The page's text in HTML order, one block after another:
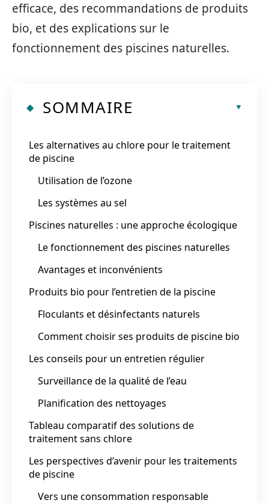
efficace, des recommandations de produits
bio, et des explications sur le
fonctionnement des piscines naturelles.
SOMMAIRE
Les alternatives au chlore pour le traitement
de piscine
Utilisation de l’ozone
Les systèmes au sel
Piscines naturelles : une approche écologique
Le fonctionnement des piscines naturelles
Avantages et inconvénients
Produits bio pour l’entretien de la piscine
Floculants et désinfectants naturels
Comment choisir ses produits de piscine bio
Les conseils pour un entretien régulier
Surveillance de la qualité de l’eau
Planification des nettoyages
Tableau comparatif des solutions de
traitement sans chlore
Les perspectives d’avenir pour les traitements
de piscine
Vers une consommation responsable